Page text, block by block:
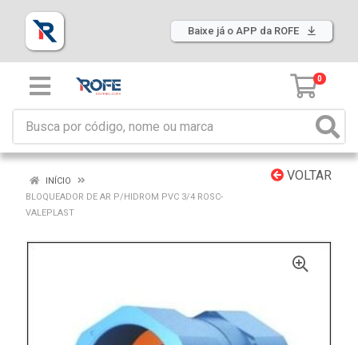
Baixe já o APP da ROFE
0
VOLTAR
INÍCIO
BLOQUEADOR DE AR P/HIDROM PVC 3/4 ROSC-
VALEPLAST